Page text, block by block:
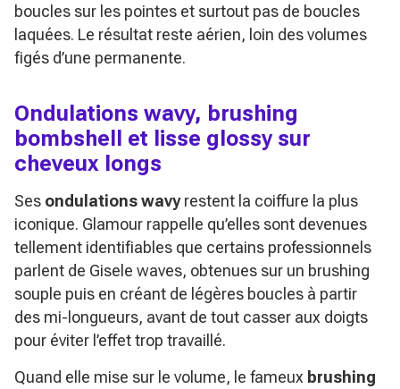
boucles sur les pointes et surtout pas de boucles
laquées. Le résultat reste aérien, loin des volumes
figés d’une permanente.
Ondulations wavy, brushing
bombshell et lisse glossy sur
cheveux longs
Ses ondulations wavyrestent la coiffure la plus
iconique. Glamour rappelle qu’elles sont devenues
tellement identifiables que certains professionnels
parlent de Gisele waves, obtenues sur un brushing
souple puis en créant de légères boucles à partir
des mi-longueurs, avant de tout casser aux doigts
pour éviter l’effet trop travaillé.
Quand elle mise sur le volume, le fameux brushing